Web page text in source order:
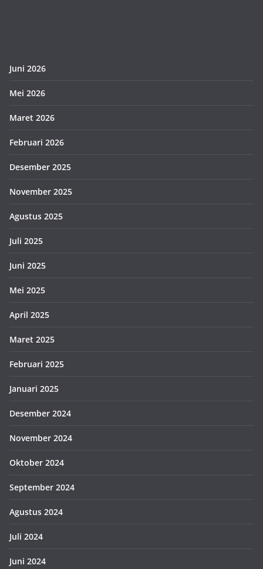
Juni 2026
Mei 2026
Maret 2026
Februari 2026
Desember 2025
November 2025
Agustus 2025
Juli 2025
Juni 2025
Mei 2025
April 2025
Maret 2025
Februari 2025
Januari 2025
Desember 2024
November 2024
Oktober 2024
September 2024
Agustus 2024
Juli 2024
Juni 2024